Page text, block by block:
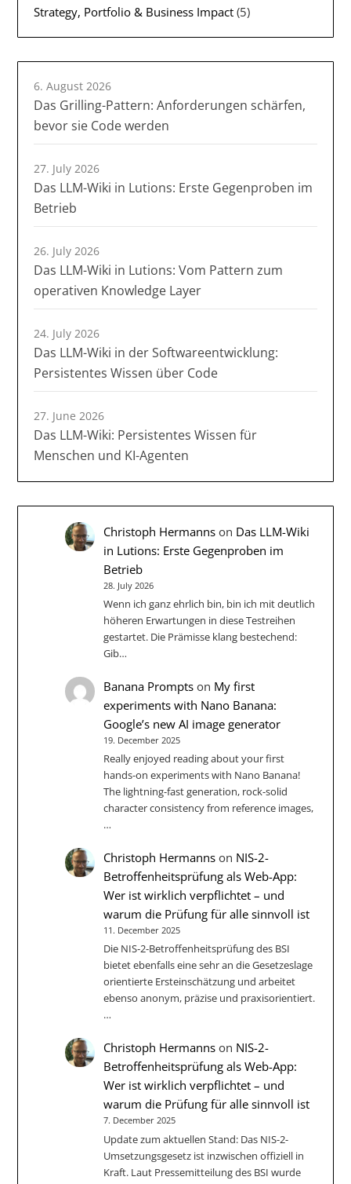
Strategy, Portfolio & Business Impact (5)
6. August 2026
Das Grilling-Pattern: Anforderungen schärfen,
bevor sie Code werden
27. July 2026
Das LLM-Wiki in Lutions: Erste Gegenproben im
Betrieb
26. July 2026
Das LLM-Wiki in Lutions: Vom Pattern zum
operativen Knowledge Layer
24. July 2026
Das LLM-Wiki in der Softwareentwicklung:
Persistentes Wissen über Code
27. June 2026
Das LLM-Wiki: Persistentes Wissen für
Menschen und KI-Agenten
Christoph Hermanns on Das LLM-Wiki
in Lutions: Erste Gegenproben im
Betrieb
28. July 2026
Wenn ich ganz ehrlich bin, bin ich mit deutlich
höheren Erwartungen in diese Testreihen
gestartet. Die Prämisse klang bestechend:
Gib…
Banana Prompts on My first
experiments with Nano Banana:
Google’s new AI image generator
19. December 2025
Really enjoyed reading about your first
hands-on experiments with Nano Banana!
The lightning-fast generation, rock-solid
character consistency from reference images,
…
Christoph Hermanns on NIS-2-
Betroffenheitsprüfung als Web-App:
Wer ist wirklich verpflichtet – und
warum die Prüfung für alle sinnvoll ist
11. December 2025
Die NIS‑2-Betroffenheitsprüfung des BSI
bietet ebenfalls eine sehr an die Gesetzeslage
orientierte Ersteinschätzung und arbeitet
ebenso anonym, präzise und praxisorientiert.
…
Christoph Hermanns on NIS-2-
Betroffenheitsprüfung als Web-App:
Wer ist wirklich verpflichtet – und
warum die Prüfung für alle sinnvoll ist
7. December 2025
Update zum aktuellen Stand: Das NIS-2-
Umsetzungsgesetz ist inzwischen offiziell in
Kraft. Laut Pressemitteilung des BSI wurde